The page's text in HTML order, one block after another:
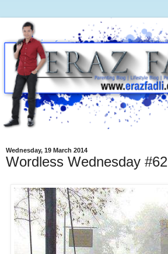
Wednesday, 19 March 2014
Wordless Wednesday #62